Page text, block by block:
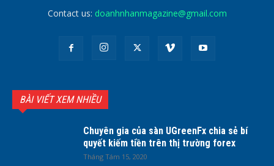
Contact us: doanhnhanmagazine@gmail.com
BÀI VIẾT XEM NHIỀU
Chuyên gia của sàn UGreenFx chia sẻ bí
quyết kiếm tiền trên thị trường forex
Tháng Tám 15, 2020